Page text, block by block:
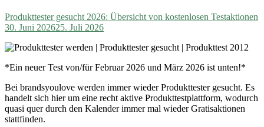
Produkttester gesucht 2026: Übersicht von kostenlosen Testaktionen
30. Juni 202625. Juli 2026
*Ein neuer Test von/für Februar 2026 und März 2026 ist unten!*
Bei brandsyoulove werden immer wieder Produkttester gesucht. Es
handelt sich hier um eine recht aktive Produkttestplattform, wodurch
quasi quer durch den Kalender immer mal wieder Gratisaktionen
stattfinden.